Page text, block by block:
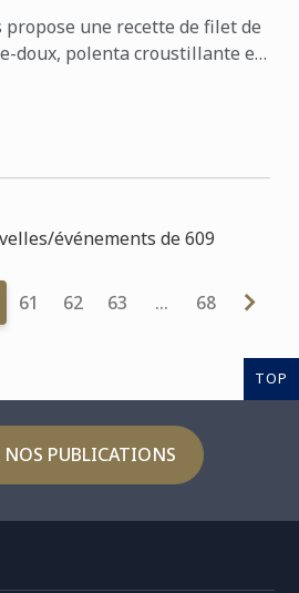
propose une recette de filet de
doux, polenta croustillante et
événements de 609
61 62 63 … 68
TOP
NOS PUBLICATIONS